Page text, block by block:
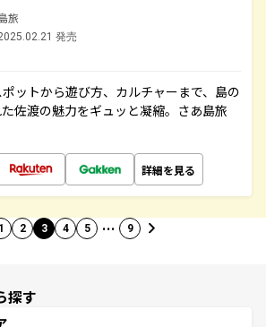
旅
発売
ットから遊び方、カルチャーまで、島の
佐渡の魅力をギュッと凝縮。さあ島旅
詳細を見る
1 2 3 4 5 … 9
探す